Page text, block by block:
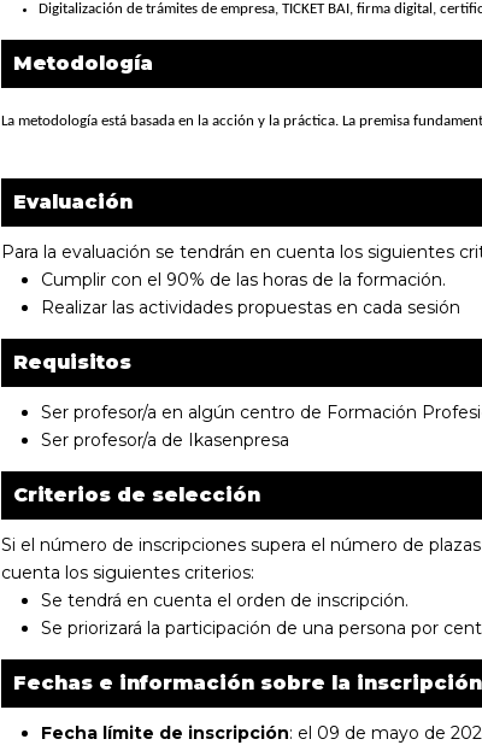
Digitalización de trámites de empresa, TICKET BAI, firma digital,
Metodología
La metodología está basada en la acción y la práctica. La premisa
Evaluación
Para la evaluación se tendrán en cuenta los siguientes
Cumplir con el 90% de las horas de la formación.
Realizar las actividades propuestas en cada sesión
Requisitos
Ser profesor/a en algún centro de Formación
Ser profesor/a de Ikasenpresa
Criterios de selección
Si el número de inscripciones supera el número de
cuenta los siguientes criterios:
Se tendrá en cuenta el orden de inscripción.
Se priorizará la participación de una persona por
Fechas e información sobre la inscripción
Fecha límite de inscripción: el 09 de mayo de